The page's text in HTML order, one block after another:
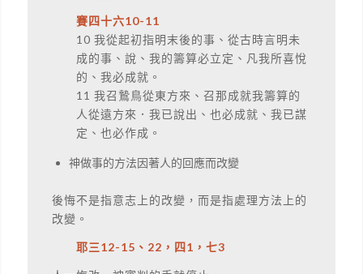
賽四十六10-11
10 我從起初指明末後的事、從古時言明未
成的事、說、我的籌算必立定、凡我所喜悅
的、我必成就。
11 我召鷙鳥從東方來、召那成就我籌算的
人從遠方來．我已說出、也必成就、我已謀
定、也必作成。
神做事的方法因著人的回應而改變
後悔不是指意志上的改變，而是指處理方法上的
改變。
耶三12-15、22，四1，七3